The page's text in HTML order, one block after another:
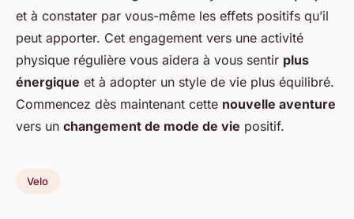
et à constater par vous-même les effets positifs qu’il
peut apporter. Cet engagement vers une activité
physique régulière vous aidera à vous sentir plus
énergique et à adopter un style de vie plus équilibré.
Commencez dès maintenant cette nouvelle aventure
vers un changement de mode de vie positif.
Velo